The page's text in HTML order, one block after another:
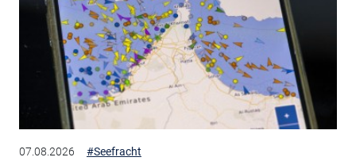
07.08.2026 #Seefracht